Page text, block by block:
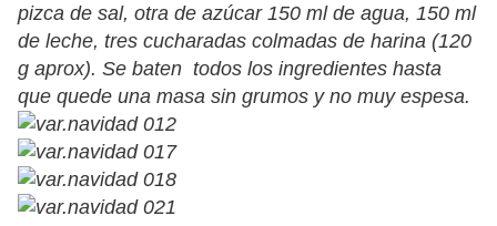
pizca de sal, otra de azúcar 150 ml de agua, 150 ml
de leche, tres cucharadas colmadas de harina (120
g aprox). Se baten todos los ingredientes hasta
que quede una masa sin grumos y no muy espesa.